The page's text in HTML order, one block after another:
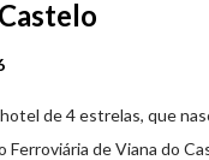
de 4 estrelas, que
Ferroviária de Viana do